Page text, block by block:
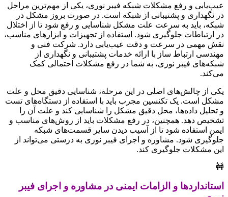
عیب‌یابی و رفع مشکلات شبکه فیبر نوری، یکی از مهم‌ترین مراحل
در نگهداری و پشتیبانی از شبکه است. در صورت بروز مشکل در
شبکه، باید به سرعت علت مشکل شناسایی و رفع شود تا از اختلال
در ارتباطات جلوگیری شود. استفاده از تجهیزات و ابزارهای مناسب،
نقش مهمی در سرعت و دقت عیب‌یابی دارد. شرکت فنی و
مهندسی ارتباط ساز با ارائه خدمات پشتیبانی و نگهداری از
شبکه‌های فیبر نوری، به شما در رفع مشکلات احتمالی کمک
می‌کند.
یکی از چالش‌های اصلی در این مرحله، شناسایی دقیق محل و علت
مشکل است. یک تکنسین مجرب باید با استفاده از دستگاه‌های تست
و تحلیل داده‌ها، محل دقیق مشکل را شناسایی کند و علت آن را
تشخیص دهد. همچنین، در رفع مشکلات باید از روش‌های مناسب و
ایمن استفاده شود تا از آسیب دیدن سایر قسمت‌های شبکه
جلوگیری شود. مشاوره و اجرای فیبر نوری به درستی می‌تواند از
این مشکلات جلوگیری کند.
🚧
استانداردها و الزامات ایمنی در مشاوره و اجرای فیبر